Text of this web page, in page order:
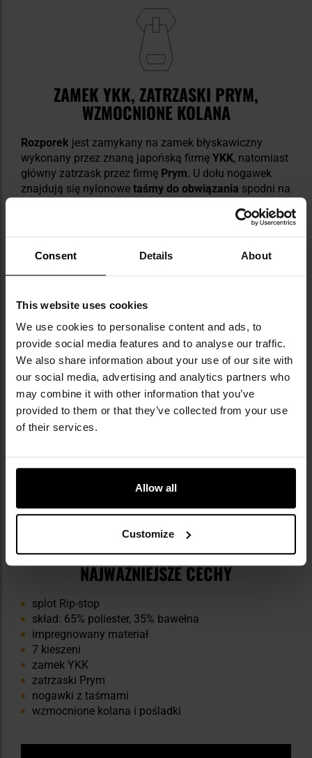
Consent Details About
This website uses cookies
We use cookies to personalise content and ads, to
provide social media features and to analyse our traffic.
We also share information about your use of our site with
our social media, advertising and analytics partners who
may combine it with other information that you’ve
provided to them or that they’ve collected from your use
of their services.
Allow all
Customize
ZAMEK YKK, ZATRZASKI PRYM,
WZMOCNIONE KOLANA
Rozporek jest zamykany na zamek błyskawiczny
wykonany przez znaną japońską firmę YKK, natomiast
główny zatrzask przez firmę Prym. U dołu nogawek
znajdują się nylonowe taśmy do obwiązania spodni na
kolan oraz na pośladkach w postaci dodatkowej
warstwy materiału.
NAJWAŻNIEJSZE CECHY
splot Rip-stop
skład: 65% poliester, 35% bawełna
impregnowany materiał
7 kieszeni
zamek YKK
zatrzaski Prym
nogawki z taśmami
wzmocnione kolana i pośladki